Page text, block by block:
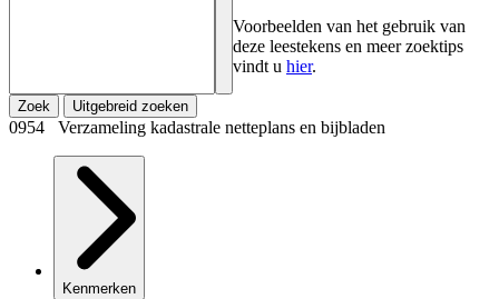
Voorbeelden van het gebruik van
deze leestekens en meer zoektips
vindt u hier.
Zoek Uitgebreid zoeken
0954 Verzameling kadastrale netteplans en bijbladen
Kenmerken